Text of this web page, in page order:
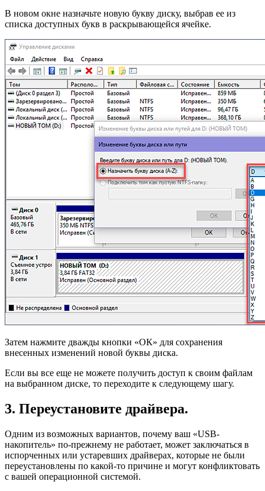
В новом окне назначьте новую букву диску, выбрав ее из
списка доступных букв в раскрывающейся ячейке.
Затем нажмите дважды кнопки «ОК» для сохранения
внесенных изменений новой буквы диска.
Если вы все еще не можете получить доступ к своим файлам
на выбранном диске, то переходите к следующему шагу.
3. Переустановите драйвера.
Одним из возможных вариантов, почему ваш «USB-
накопитель» по-прежнему не работает, может заключаться в
испорченных или устаревших драйверах, которые не были
переустановлены по какой-то причине и могут конфликтовать
с вашей операционной системой.